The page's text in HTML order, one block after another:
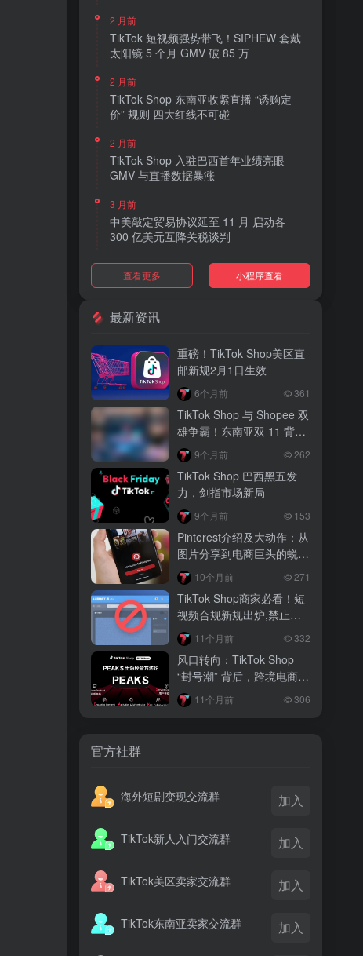
2 月前
TikTok 短视频强势带飞！SIPHEW 套戴
太阳镜 5 个月 GMV 破 85 万
2 月前
TikTok Shop 东南亚收紧直播 “诱购定
价” 规则 四大红线不可碰
2 月前
TikTok Shop 入驻巴西首年业绩亮眼
GMV 与直播数据暴涨
3 月前
中美敲定贸易协议延至 11 月 启动各
300 亿美元互降关税谈判
3 月前
TikTok Shop 上线 “三日达” 标签 履约
3 月前
AI 购物代理化趋势明显 30% 美国消费
者接受 AI 代下单
3 月前
TikTok Shop 爱尔兰全面开放入驻 本土
品牌可零门槛开店
3 月前
音乐节降噪耳塞风靡欧美 DTC 品牌单日
营收突破 200 万元
3 月前
越南监管出手核查Shopee、TikTok
Shop涨价行为，佣金调整遭调查
3 月前
TikTok Shop 印尼推出出海项目 助力本
土品牌开拓东南亚市场
3 月前
TikTok Shop 英美周榜出炉 美妆家居成
两大热销主力
查看更多 小程序查看
最新资讯
重磅！TikTok Shop美区直
邮新规2月1日生效
6个月前 361
TikTok Shop 与 Shopee 双
雄争霸！东南亚双 11 背后
的内容电商新战局
9个月前 262
TikTok Shop 巴西黑五发
力，剑指市场新局
9个月前 153
Pinterest介绍及大动作：从
图片分享到电商巨头的蜕变
之路 10个月前 271
TikTok Shop商家必看！短
视频合规新规出炉,禁止发
布分段分层视频及AB帧
11个月前 332
风口转向：TikTok Shop
“封号潮” 背后，跨境电商何
去何从11个月前 306
官方社群
海外短剧变现交流群 加入
TikTok新人入门交流群 加入
TikTok美区卖家交流群 加入
TikTok东南亚卖家交流群 加入